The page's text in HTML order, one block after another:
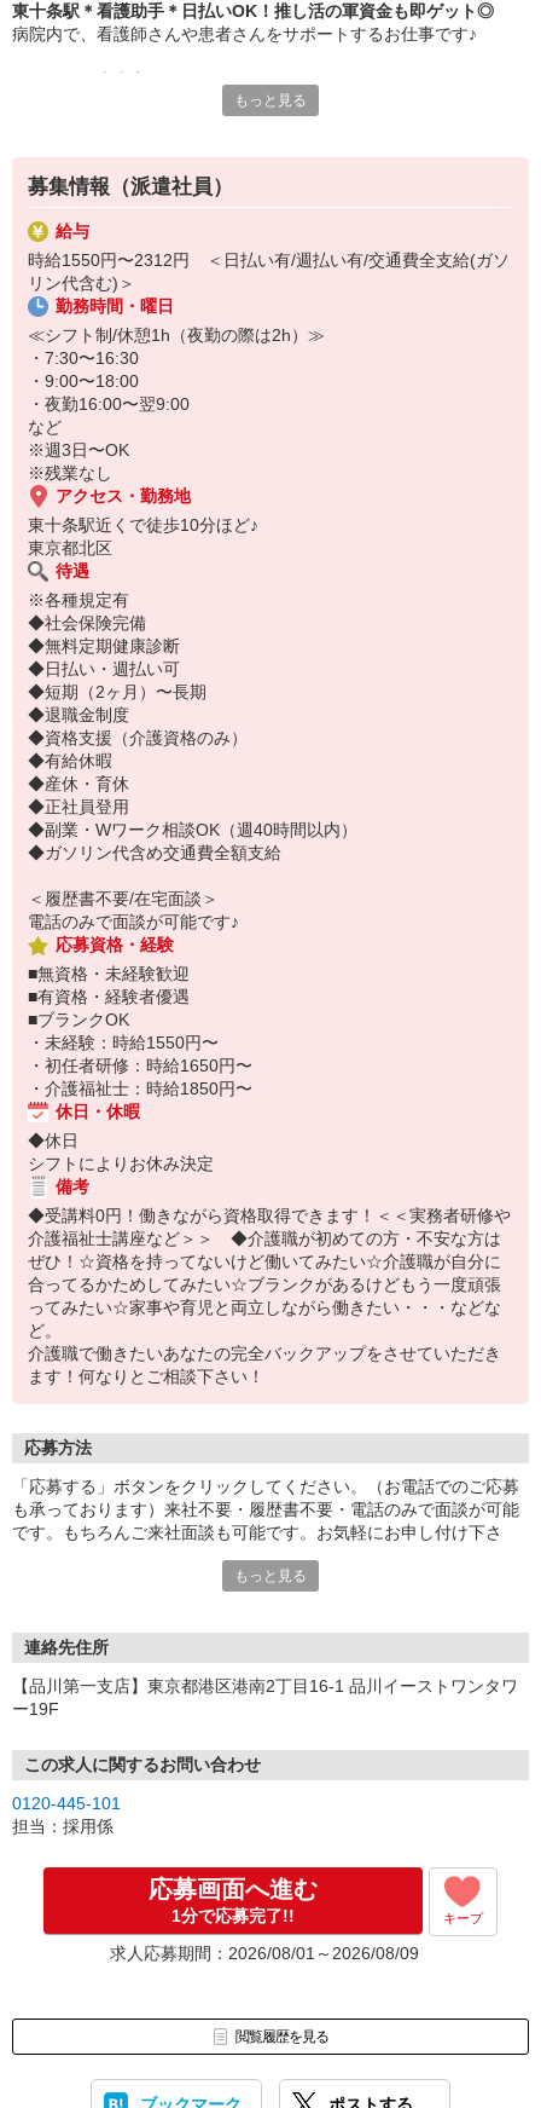
東十条駅＊看護助手＊日払いOK！推し活の軍資金も即ゲット◎
病院内で、看護師さんや患者さんをサポートするお仕事です♪
・患者さんのお手伝い、介助
など
サポート業務が中心なので、難しいことは特にありません！無資
格・未経験でもすぐに活躍できますよ♪ブランクがあっても問題な
し！
残業もありません！プライベートの予定も立てやすい♪お仕事のあと
にスグ推し事もできます◎
ご応募お待ちしております！
もっと見る
募集情報（派遣社員）
給与
時給1550円〜2312円 ＜日払い有/週払い有/交通費全支給(ガソ
リン代含む)＞
勤務時間・曜日
≪シフト制/休憩1h（夜勤の際は2h）≫
・7:30〜16:30
・9:00〜18:00
・夜勤16:00〜翌9:00
など
※週3日〜OK
※残業なし
アクセス・勤務地
東十条駅近くで徒歩10分ほど♪
東京都北区
待遇
※各種規定有
◆社会保険完備
◆無料定期健康診断
◆日払い・週払い可
◆短期（2ヶ月）〜長期
◆退職金制度
◆資格支援（介護資格のみ）
◆有給休暇
◆産休・育休
◆正社員登用
◆副業・Wワーク相談OK（週40時間以内）
◆ガソリン代含め交通費全額支給
＜履歴書不要/在宅面談＞
電話のみで面談が可能です♪
応募資格・経験
■無資格・未経験歓迎
■有資格・経験者優遇
■ブランクOK
・未経験：時給1550円〜
・初任者研修：時給1650円〜
・介護福祉士：時給1850円〜
休日・休暇
◆休日
シフトによりお休み決定
備考
◆受講料0円！働きながら資格取得できます！＜＜実務者研修や
介護福祉士講座など＞＞ ◆介護職が初めての方・不安な方は
ぜひ！☆資格を持ってないけど働いてみたい☆介護職が自分に
合ってるかためしてみたい☆ブランクがあるけどもう一度頑張
ってみたい☆家事や育児と両立しながら働きたい・・・などな
ど。
介護職で働きたいあなたの完全バックアップをさせていただき
ます！何なりとご相談下さい！
応募方法
「応募する」ボタンをクリックしてください。（お電話でのご応募
も承っております）来社不要・履歴書不要・電話のみで面談が可能
です。もちろんご来社面談も可能です。お気軽にお申し付け下さ
もっと見る
連絡先住所
【品川第一支店】東京都港区港南2丁目16-1 品川イーストワンタワ
ー19F
この求人に関するお問い合わせ
0120-445-101
担当：採用係
応募画面へ進む
1分で応募完了!! キープ
求人応募期間：2026/08/01～2026/08/09
閲覧履歴を見る